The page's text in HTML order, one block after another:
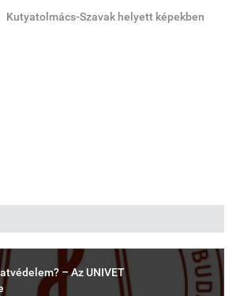
Kutyatolmács-Szavak helyett képekben
– Az UNIVET